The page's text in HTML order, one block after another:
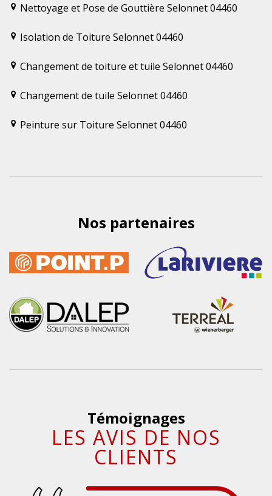
Nettoyage et Pose de Gouttière Selonnet 04460
Isolation de Toiture Selonnet 04460
Changement de toiture et tuile Selonnet 04460
Changement de tuile Selonnet 04460
Peinture sur Toiture Selonnet 04460
Nos partenaires
Témoignages
LES AVIS DE NOS
CLIENTS